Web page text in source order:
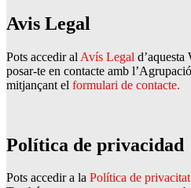
Avis Legal
Pots accedir al Avís Legal d’aquesta
posar-te en contacte amb
mitjançant el formulari de contacte.
Política de privacidad
Pots accedir a la Política de privacitat